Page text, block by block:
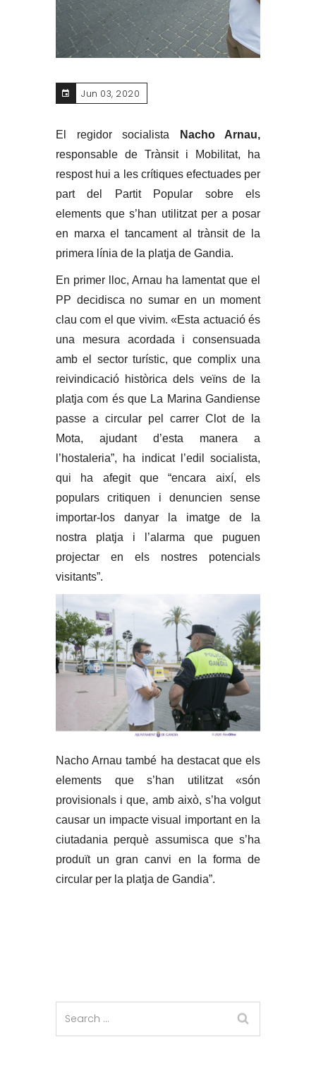
Jun 03, 2020
El regidor socialista
Nacho Arnau,
responsable de Trànsit i Mobilitat, ha
respost hui a les crítiques efectuades per
part del Partit Popular sobre els
elements que s’han utilitzat per a posar
en marxa el tancament al trànsit de la
primera línia de la platja de Gandia.
En primer lloc, Arnau ha lamentat que el
PP decidisca no sumar en un moment
clau com el que vivim. «Esta actuació és
una mesura acordada i consensuada
amb el sector turístic, que complix una
reivindicació històrica dels veïns de la
platja com és que La Marina Gandiense
passe a circular pel carrer Clot de la
Mota, ajudant d’esta manera a
l’hostaleria”, ha indicat l’edil socialista,
qui ha afegit que “encara així, els
populars critiquen i denuncien sense
importar-los danyar la imatge de la
nostra platja i l’alarma que puguen
projectar en els nostres potencials
visitants”.
Nacho Arnau també ha destacat que els
elements que s’han utilitzat «són
provisionals i que, amb això, s’ha volgut
causar un impacte visual important en la
ciutadania perquè assumisca que s’ha
produït un gran canvi en la forma de
circular per la platja de Gandia”.